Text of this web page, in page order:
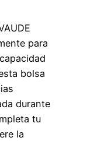
para
bolsa
durante
tu
la